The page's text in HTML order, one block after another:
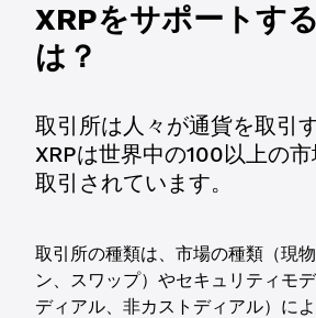
XRPをサポートす
は？
取引所は人々が通貨を取引
XRPは世界中の100以上の
取引されています。
取引所の種類は、市場の種類（現
ン、スワップ）やセキュリティモ
ディアル、非カストディアル）によ